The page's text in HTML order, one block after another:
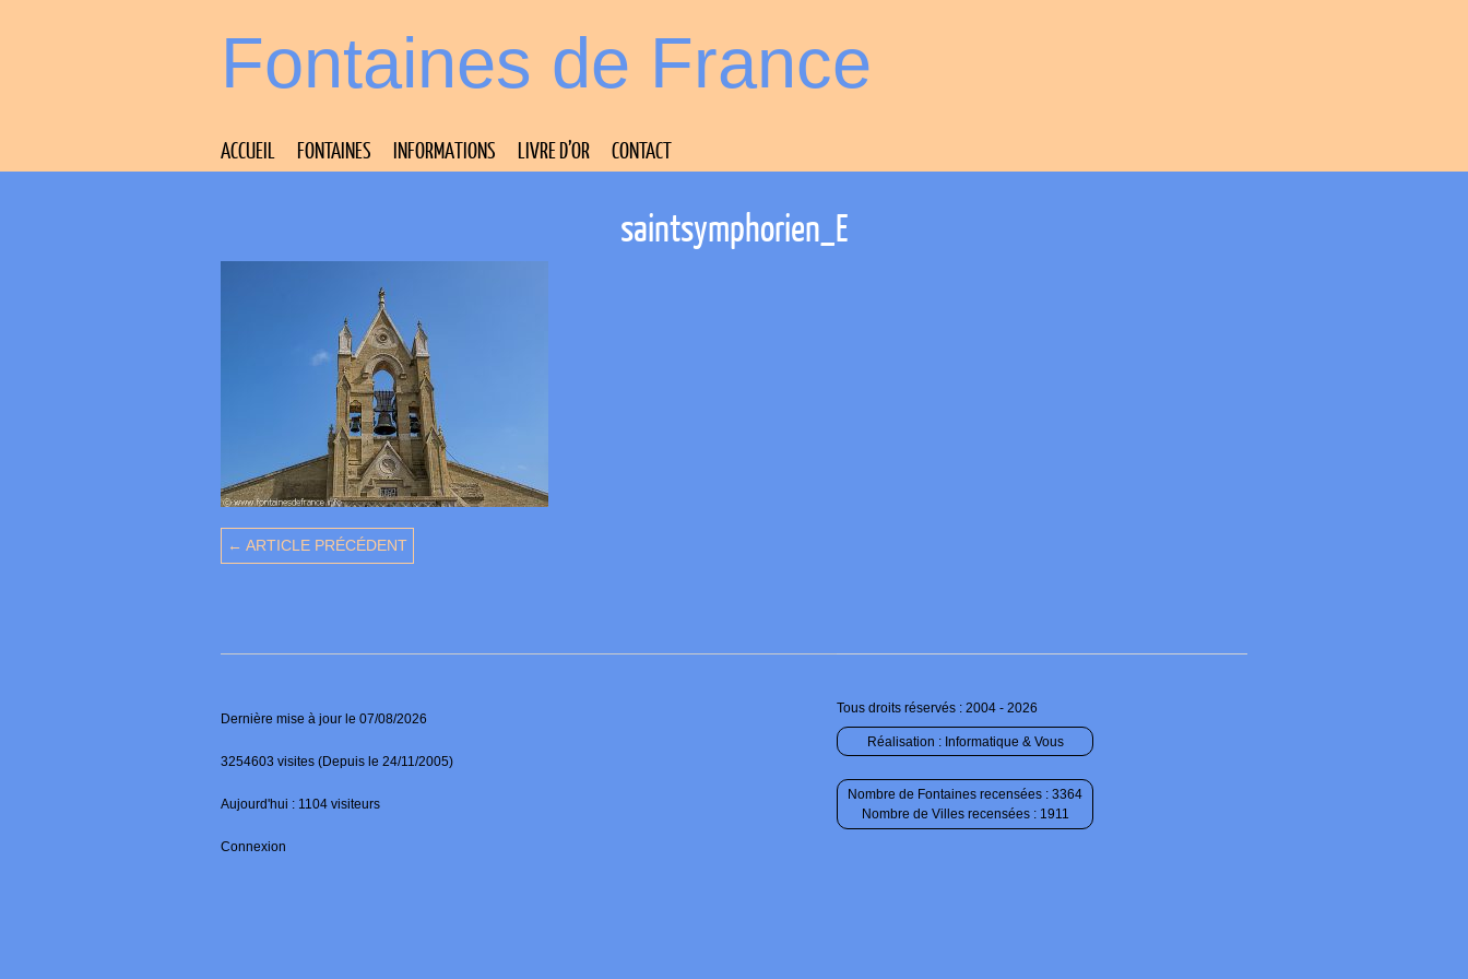
Fontaines de France
ACCUEIL FONTAINES INFORMATIONS LIVRE D’OR CONTACT
saintsymphorien_E
← ARTICLE PRÉCÉDENT
Dernière mise à jour le 07/08/2026
3254603 visites (Depuis le 24/11/2005)
Aujourd'hui : 1104 visiteurs
Connexion
Tous droits réservés : 2004 - 2026
Réalisation : Informatique & Vous
Nombre de Fontaines recensées : 3364
Nombre de Villes recensées : 1911